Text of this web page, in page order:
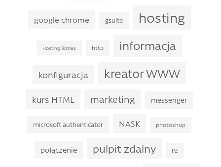
google chrome gsuite hosting
Hosting Biznes http informacja
konfiguracja kreator WWW
kurs HTML marketing messenger
microsoft authenticator NASK photoshop
połączenie pulpit zdalny PZ